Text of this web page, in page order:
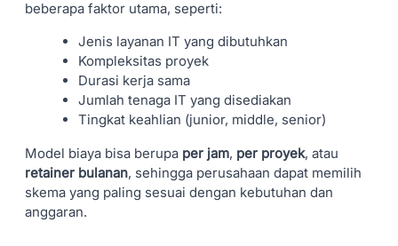
beberapa faktor utama, seperti:
Jenis layanan IT yang dibutuhkan
Kompleksitas proyek
Durasi kerja sama
Jumlah tenaga IT yang disediakan
Tingkat keahlian (junior, middle, senior)
Model biaya bisa berupa per jam, per proyek, atau
retainer bulanan, sehingga perusahaan dapat memilih
skema yang paling sesuai dengan kebutuhan dan
anggaran.